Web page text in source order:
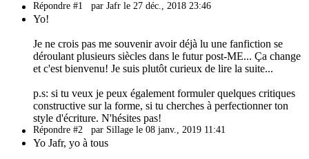
Répondre #1 par Jafr le 27 déc., 2018 23:46
Yo!
Je ne crois pas me souvenir avoir déjà lu une fanfiction se
déroulant plusieurs siècles dans le futur post-ME... Ça change
et c'est bienvenu! Je suis plutôt curieux de lire la suite...
p.s: si tu veux je peux également formuler quelques critiques
constructive sur la forme, si tu cherches à perfectionner ton
style d'écriture. N'hésites pas!
Répondre #2 par Sillage le 08 janv., 2019 11:41
Yo Jafr, yo à tous